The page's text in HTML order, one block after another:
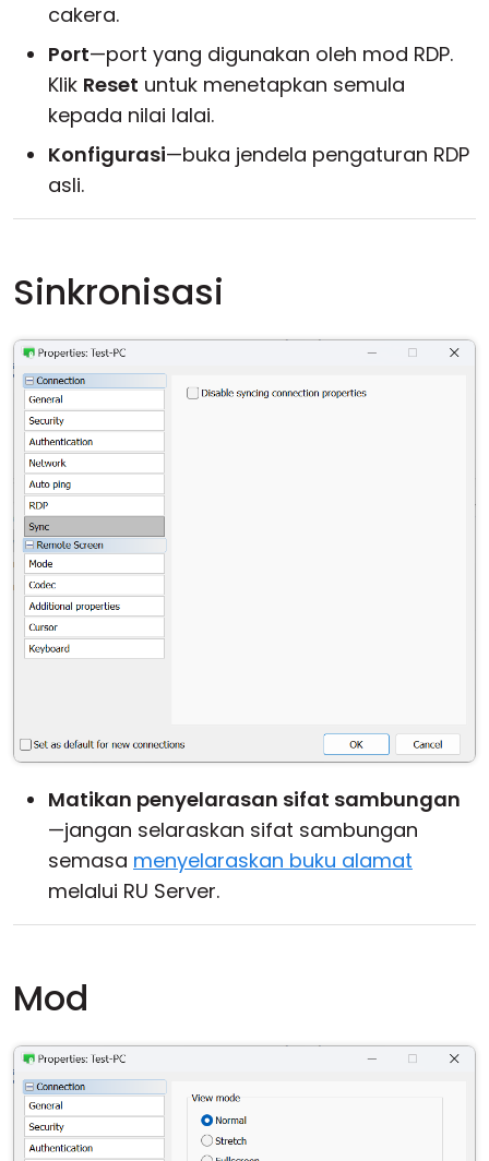
cakera.
Port—port yang digunakan oleh mod RDP.
Klik Reset untuk menetapkan semula
kepada nilai lalai.
Konfigurasi—buka jendela pengaturan RDP
asli.
Sinkronisasi
Matikan penyelarasan sifat sambungan
—jangan selaraskan sifat sambungan
semasa menyelaraskan buku alamat
melalui RU Server.
Mod